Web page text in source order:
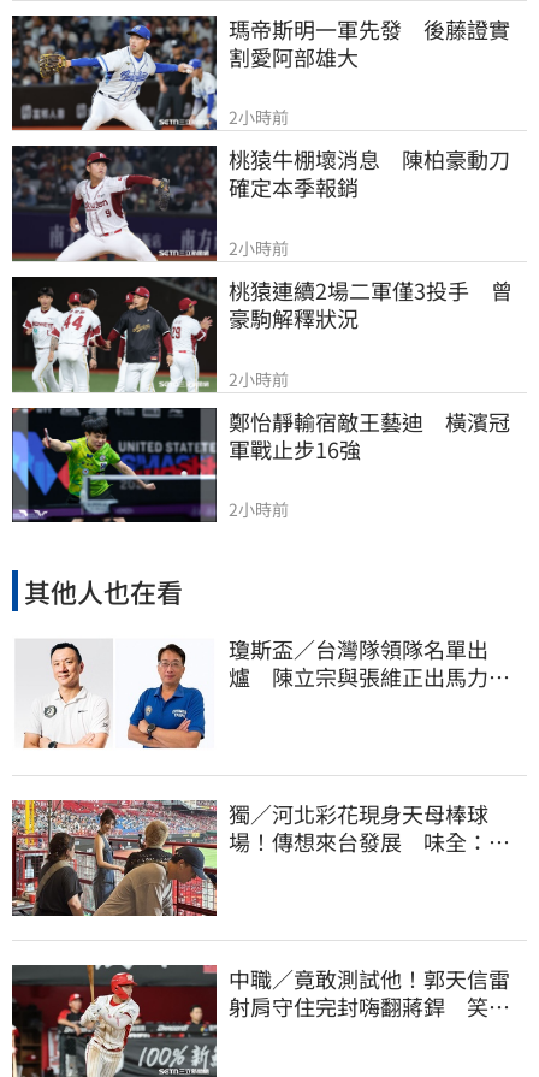
瑪帝斯明一軍先發　後藤證實
割愛阿部雄大
2小時前
桃猿牛棚壞消息　陳柏豪動刀
確定本季報銷
2小時前
桃猿連續2場二軍僅3投手　曾
豪駒解釋狀況
2小時前
鄭怡靜輸宿敵王藝迪　橫濱冠
軍戰止步16強
2小時前
其他人也在看
瓊斯盃／台灣隊領隊名單出
爐 陳立宗與張維正出馬力挺
獨／河北彩花現身天母棒球
場！傳想來台發展 味全：歡
中職／竟敢測試他！郭天信雷
射肩守住完封嗨翻蔣銲 笑談